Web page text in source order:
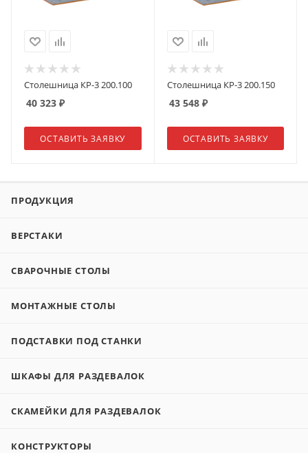
Столешница КР-3 200.100
40 323 ₽
ОСТАВИТЬ ЗАЯВКУ
Столешница КР-3 200.150
43 548₽
ОСТАВИТЬ ЗАЯВКУ
ПРОДУКЦИЯ
ВЕРСТАКИ
СВАРОЧНЫЕ СТОЛЫ
МОНТАЖНЫЕ СТОЛЫ
ПОДСТАВКИ ПОД СТАНКИ
ШКАФЫ ДЛЯ РАЗДЕВАЛОК
СКАМЕЙКИ ДЛЯ РАЗДЕВАЛОК
КОНСТРУКТОРЫ